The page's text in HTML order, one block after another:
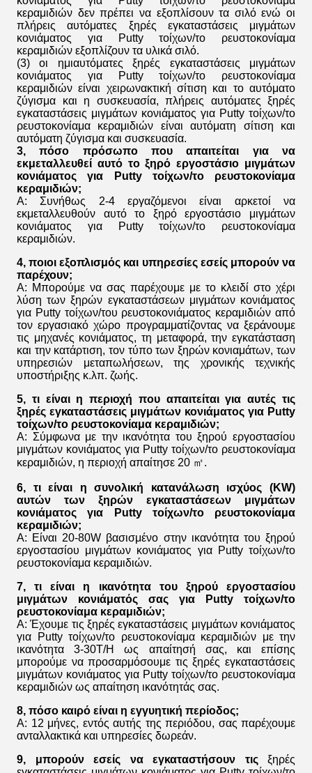
κεραμιδιών δεν πρέπει να εξοπλίσουν τα σιλό ενώ οι
πλήρεις αυτόματες ξηρές εγκαταστάσεις μιγμάτων
κονιάματος για Putty τοίχων/το ρευστοκονίαμα
κεραμιδιών εξοπλίζουν τα υλικά σιλό.
(3) οι ημιαυτόματες ξηρές εγκαταστάσεις μιγμάτων
κονιάματος για Putty τοίχων/το ρευστοκονίαμα
κεραμιδιών είναι χειρωνακτική σίτιση και το αυτόματο
ζύγισμα και η συσκευασία, πλήρεις αυτόματες ξηρές
εγκαταστάσεις μιγμάτων κονιάματος για Putty τοίχων/το
ρευστοκονίαμα κεραμιδιών
είναι αυτόματη σίτιση και
αυτόματη ζύγισμα και συσκευασία.
3, πόσο πρόσωπο που απαιτείται για να
εκμεταλλευθεί αυτό τοξηρό εργοστάσιο μιγμάτων
κονιάματος για Putty τοίχων/το ρευστοκονίαμα
κεραμιδιών;
Α: Συνήθως 2-4 εργαζόμενοι είναι αρκετοί να
εκμεταλλευθούν αυτό το ξηρό εργοστάσιο μιγμάτων
κονιάματος για Putty τοίχων/το ρευστοκονίαμα
κεραμιδιών.
4, ποιοι εξοπλισμός και υπηρεσίες εσείς μπορούν να
παρέχουν;
Α: Μπορούμε να σας παρέχουμε με το κλειδί στο χέρι
λύση των ξηρών εγκαταστάσεων μιγμάτων κονιάματος
για Putty τοίχων/του ρευστοκονιάματος κεραμιδιών από
τον εργασιακό χώρο προγραμματίζοντας να ξεράνουμε
τις μηχανές κονιάματος, τη μεταφορά, την εγκατάσταση
και την κατάρτιση, τον τύπο των ξηρών κονιαμάτων, των
υπηρεσιών μεταπωλήσεων, της χρονικής τεχνικής
υποστήριξης κ.λπ. ζωής.
5, τι είναι η περιοχή που απαιτείται για αυτές τις
ξηρές εγκαταστάσεις μιγμάτων κονιάματος για Putty
τοίχων/το ρευστοκονίαμα κεραμιδιών;
Α: Σύμφωνα με την ικανότητα του ξηρού εργοστασίου
μιγμάτων κονιάματος για Putty τοίχων/το ρευστοκονίαμα
κεραμιδιών, η περιοχή απαίτησε 20 ㎡.
6, τι είναι η συνολική κατανάλωση ισχύος (KW)
αυτών των ξηρών εγκαταστάσεων μιγμάτων
κονιάματος για Putty τοίχων/το ρευστοκονίαμα
κεραμιδιών;
Α: Είναι 20-80W βασισμένο στην ικανότητα του ξηρού
εργοστασίου μιγμάτων κονιάματος για Putty τοίχων/το
ρευστοκονίαμα κεραμιδιών.
7, τι είναι η ικανότητα του
ξηρούεργοστασίου
μιγμάτων κονιάματός
σας
για Putty τοίχων/το
ρευστοκονίαμα κεραμιδιών;
Α: Έχουμε τις ξηρές εγκαταστάσεις μιγμάτων κονιάματος
για Putty τοίχων/το ρευστοκονίαμα κεραμιδιών με την
ικανότητα 3-30T/H ως απαίτησή σας, και επίσης
μπορούμε να προσαρμόσουμε τις ξηρές εγκαταστάσεις
μιγμάτων κονιάματος για Putty τοίχων/το ρευστοκονίαμα
κεραμιδιών ως απαίτηση ικανότητάς σας.
8, πόσο καιρό είναι η εγγυητική περίοδος;
Α: 12 μήνες, εντός αυτής της περιόδου, σας παρέχουμε
ανταλλακτικά και υπηρεσίες δωρεάν.
9, μπορούν εσείς να εγκαταστήσουν τιςξηρές